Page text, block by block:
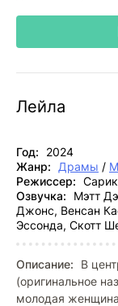
Лейла
Год:
2024
Жанр:
Драмы /
Режиссер:
Озвучка:
Мэтт
Джонс, Венсан
Эссонда, Скотт
Описание:
В
(оригинальное
молодая